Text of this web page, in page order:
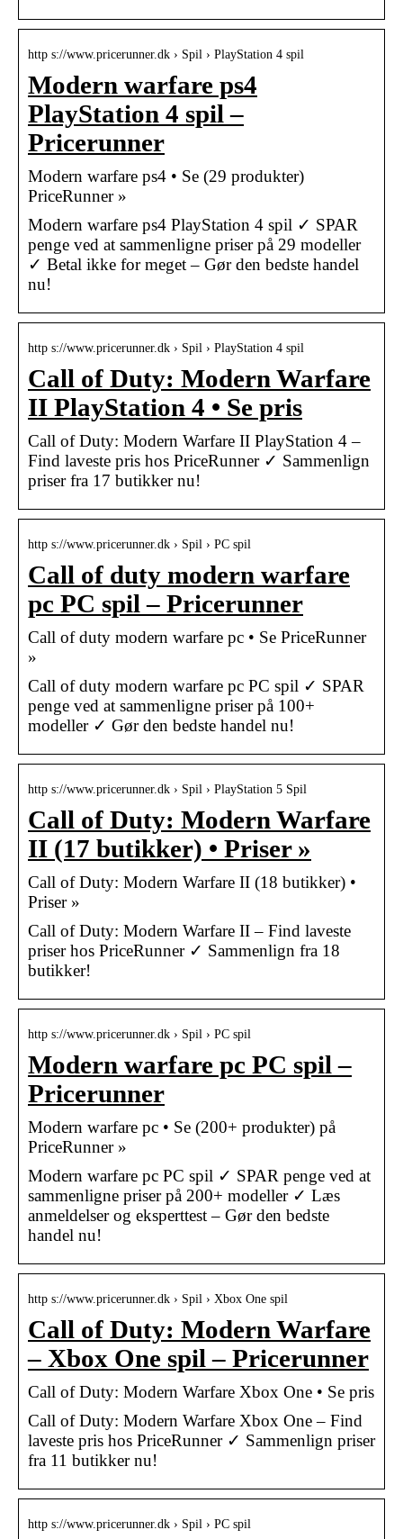
http s://www.pricerunner.dk › Spil › PlayStation 4 spil
Modern warfare ps4
PlayStation 4 spil –
Pricerunner
Modern warfare ps4 • Se (29 produkter)
PriceRunner »
Modern warfare ps4 PlayStation 4 spil ✓ SPAR
penge ved at sammenligne priser på 29 modeller
✓ Betal ikke for meget – Gør den bedste handel
nu!
http s://www.pricerunner.dk › Spil › PlayStation 4 spil
Call of Duty: Modern Warfare
II PlayStation 4 • Se pris
Call of Duty: Modern Warfare II PlayStation 4 –
Find laveste pris hos PriceRunner ✓ Sammenlign
priser fra 17 butikker nu!
http s://www.pricerunner.dk › Spil › PC spil
Call of duty modern warfare
pc PC spil – Pricerunner
Call of duty modern warfare pc • Se PriceRunner
»
Call of duty modern warfare pc PC spil ✓ SPAR
penge ved at sammenligne priser på 100+
modeller ✓ Gør den bedste handel nu!
http s://www.pricerunner.dk › Spil › PlayStation 5 Spil
Call of Duty: Modern Warfare
II (17 butikker) • Priser »
Call of Duty: Modern Warfare II (18 butikker) •
Priser »
Call of Duty: Modern Warfare II – Find laveste
priser hos PriceRunner ✓ Sammenlign fra 18
butikker!
http s://www.pricerunner.dk › Spil › PC spil
Modern warfare pc PC spil –
Pricerunner
Modern warfare pc • Se (200+ produkter) på
PriceRunner »
Modern warfare pc PC spil ✓ SPAR penge ved at
sammenligne priser på 200+ modeller ✓ Læs
anmeldelser og eksperttest – Gør den bedste
handel nu!
http s://www.pricerunner.dk › Spil › Xbox One spil
Call of Duty: Modern Warfare
– Xbox One spil – Pricerunner
Call of Duty: Modern Warfare Xbox One • Se pris
Call of Duty: Modern Warfare Xbox One – Find
laveste pris hos PriceRunner ✓ Sammenlign priser
fra 11 butikker nu!
http s://www.pricerunner.dk › Spil › PC spil